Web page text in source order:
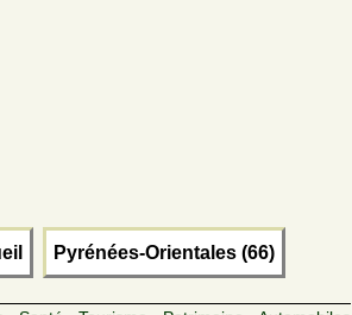
Pyrénées-Orientales (66)